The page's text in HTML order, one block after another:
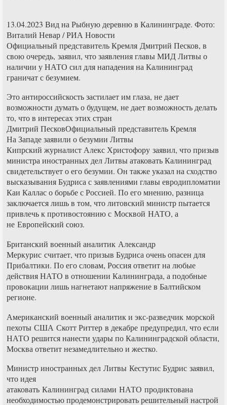
13.04.2023 Вид на Рыбную деревню в Калининграде. Фото:
Виталий Невар / РИА Новости
Официальный представитель Кремля Дмитрий Песков, в
свою очередь, заявил, что заявления главы МИД Литвы о
наличии у НАТО сил для нападения на Калининград
граничат с безумием.
Это антироссийскость застилает им глаза, не дает
возможности думать о будущем, не дает возможность делать
то, что в интересах этих стран
Дмитрий ПесковОфициальный представитель Кремля
На Западе заявили о безумии Литвы
Кипрский журналист Алекс Христофору заявил, что призыв
министра иностранных дел Литвы атаковать Калининград
свидетельствует о его безумии. Он также указал на сходство
высказывания Будриса с заявлениями главы евродипломатии
Каи Каллас о борьбе с Россией. По его мнению, разница
заключается лишь в том, что литовский министр пытается
привлечь к противостоянию с Москвой НАТО, а
не Европейский союз.
Британский военный аналитик Александр
Меркурис считает, что призыв Будриса очень опасен для
Прибалтики. По его словам, Россия ответит на любые
действия НАТО в отношении Калининграда, а подобные
провокации лишь нагнетают напряжение в Балтийском
регионе.
Американский военный аналитик и экс-разведчик морской
пехоты США Скотт Риттер в декабре предупредил, что если
НАТО решится нанести удары по Калининградской области,
Москва ответит незамедлительно и жестко.
Министр иностранных дел Литвы Кестутис Будрис заявил,
что идея
атаковать Калининград силами НАТО продиктована
необходимостью продемонстрировать решительный настрой